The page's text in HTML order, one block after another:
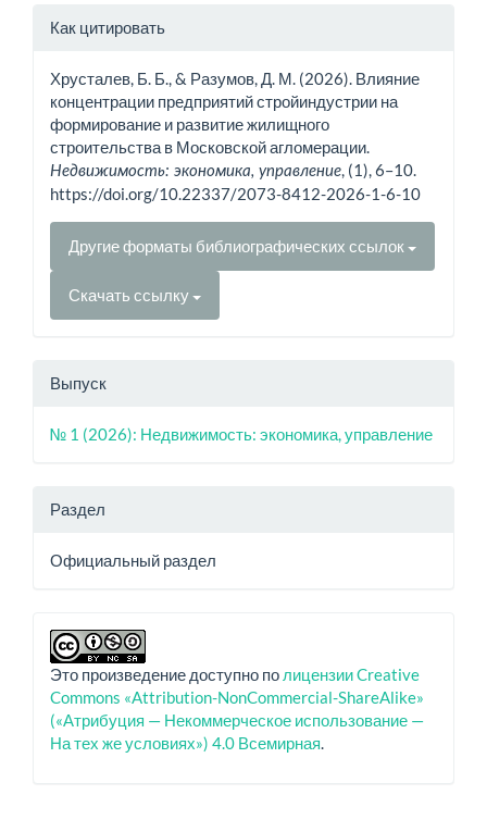
Информация
Как цитировать
Хрусталев, Б. Б., & Разумов, Д. М. (2026). Влияние
концентрации предприятий стройиндустрии на
формирование и развитие жилищного
строительства в Московской агломерации.
Недвижимость: экономика, управление, (1), 6–10.
https://doi.org/10.22337/2073-8412-2026-1-6-10
Другие форматы библиографических ссылок
Скачать ссылку
Выпуск
№ 1 (2026): Недвижимость: экономика, управление
Раздел
Официальный раздел
Это произведение доступно по лицензии Creative
Commons «Attribution-NonCommercial-ShareAlike»
(«Атрибуция — Некоммерческое использование —
На тех же условиях») 4.0 Всемирная.